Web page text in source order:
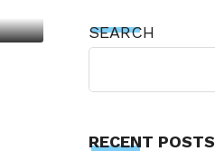
SEARCH
RECENT POSTS